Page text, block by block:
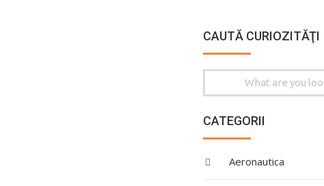
CAUTĂ CURIOZITĂŢI
Search
CATEGORII
Aeronautica